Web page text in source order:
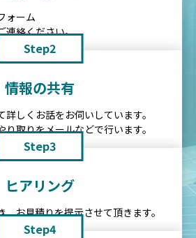
ォーム
連絡ください。
Step2
情報の共有
しくお話をお伺いしています。
取りをメールなどで行います。
Step3
ヒアリング
お見積りを提示させて頂きます。
Step4